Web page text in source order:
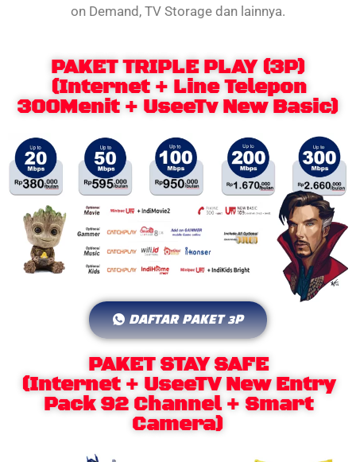
on Demand, TV Storage dan lainnya.
PAKET TRIPLE PLAY (3P)
(Internet + Line Telepon
300Menit + UseeTv New Basic)
DAFTAR PAKET 3P
PAKET STAY SAFE
(Internet + UseeTV New Entry
Pack 92 Channel + Smart
Camera)